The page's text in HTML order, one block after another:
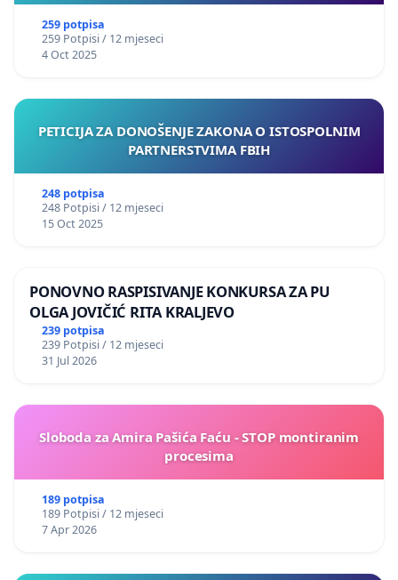
259 potpisa
259 Potpisi / 12 mjeseci
4 Oct 2025
PETICIJA ZA DONOŠENJE ZAKONA O ISTOSPOLNIM
PARTNERSTVIMA FBIH
248 potpisa
248 Potpisi / 12 mjeseci
15 Oct 2025
PONOVNO RASPISIVANJE KONKURSA ZA PU
OLGA JOVIČIĆ RITA KRALJEVO
239 potpisa
239 Potpisi / 12 mjeseci
31 Jul 2026
Sloboda za Amira Pašića Faću - STOP montiranim
procesima
189 potpisa
189 Potpisi / 12 mjeseci
7 Apr 2026